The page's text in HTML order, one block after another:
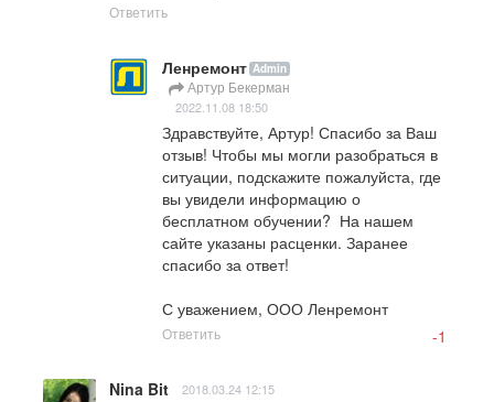
Ответить
Ленремонт Admin
Артур Бекерман
2022.11.08 18:50
Здравствуйте, Артур! Спасибо за Ваш
отзыв! Чтобы мы могли разобраться в
ситуации, подскажите пожалуйста, где
вы увидели информацию о
бесплатном обучении?  На нашем
сайте указаны расценки. Заранее
спасибо за ответ!
С уважением, ООО Ленремонт
Ответить -1
Nina Bit 2018.03.24 12:15